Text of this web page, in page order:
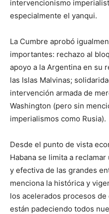
intervencionismo
especialmente el yanqui.
La Cumbre aprobó
importantes: rechazo al
apoyo a la Argentina en su
las Islas Malvinas;
intervención armada de
Washington (pero sin
imperialismos como Rusia).
Desde el punto de vista
Habana se limita a
y efectiva de las grandes
menciona la histórica y
los acelerados procesos
están padeciendo todos